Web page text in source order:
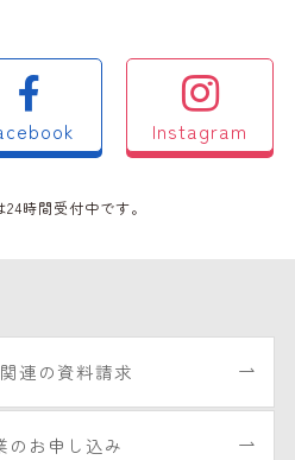
Instagram
時間受付中です。
連の資料請求
のお申し込み